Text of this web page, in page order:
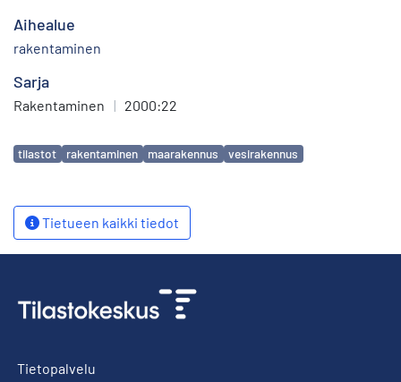
Aihealue
rakentaminen
Sarja
Rakentaminen | 2000:22
Avainsanat
tilastot rakentaminen maarakennus vesirakennus
Tietueen kaikki tiedot
Tietopalvelu